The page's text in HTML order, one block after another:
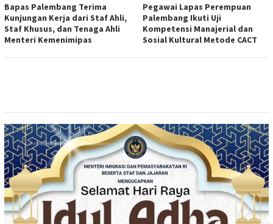
Bapas Palembang Terima
Kunjungan Kerja dari Staf Ahli,
Staf Khusus, dan Tenaga Ahli
Menteri Kemenimipas
Pegawai Lapas Perempuan
Palembang Ikuti Uji
Kompetensi Manajerial dan
Sosial Kultural Metode CACT